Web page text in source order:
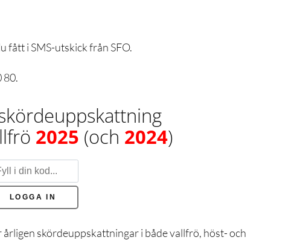
fått i SMS-utskick från SFO.
80.
2025 (och 2024)
skördeuppskattningar i både vallfrö, höst- och